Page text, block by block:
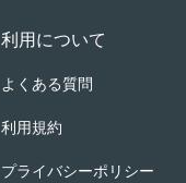
利用について
よくある質問
利用規約
プライバシーポリシー